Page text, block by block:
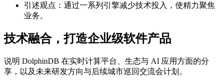
引述观点：通过一系列引擎减少技术投入，使精力聚焦
业务。
技术融合，打造企业级软件产品
说明 DolphinDB 在实时计算平台、生态与 AI 应用方面的分
享，以及未来研发方向与后续城市巡回交流会计划。